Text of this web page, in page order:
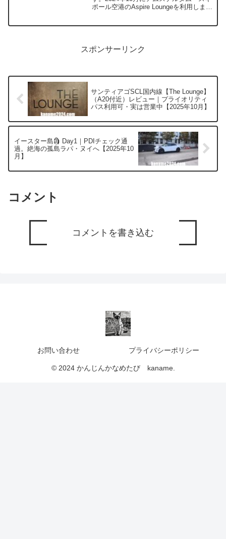
ポール空港のAspire Loungeを利用しまし
スポンサーリンク
サンティアゴSCL国内線【The Lounge】
（A20付近）レビュー｜プライオリティ
パス利用可・実は営業中【2025年10月】
イースター島🗿 Day1｜PDIチェック通
過。絶海の孤島ラパ・ヌイへ【2025年10
月】
コメント
コメントを書き込む
お問い合わせ プライバシーポリシー
© 2024 かんじんかなめたび kaname.